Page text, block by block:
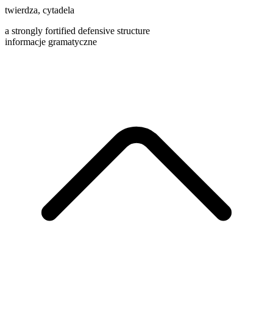
twierdza, cytadela
a strongly fortified defensive structure
informacje gramatyczne